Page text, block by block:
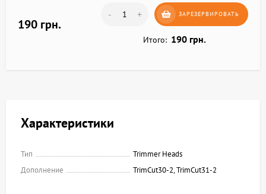
190 грн.
- + ЗАРЕЗЕРВИРОВАТЬ
Итого: 190 грн.
Характеристики
Тип
Trimmer Heads
Дополнение
TrimCut30-2, TrimCut31-2